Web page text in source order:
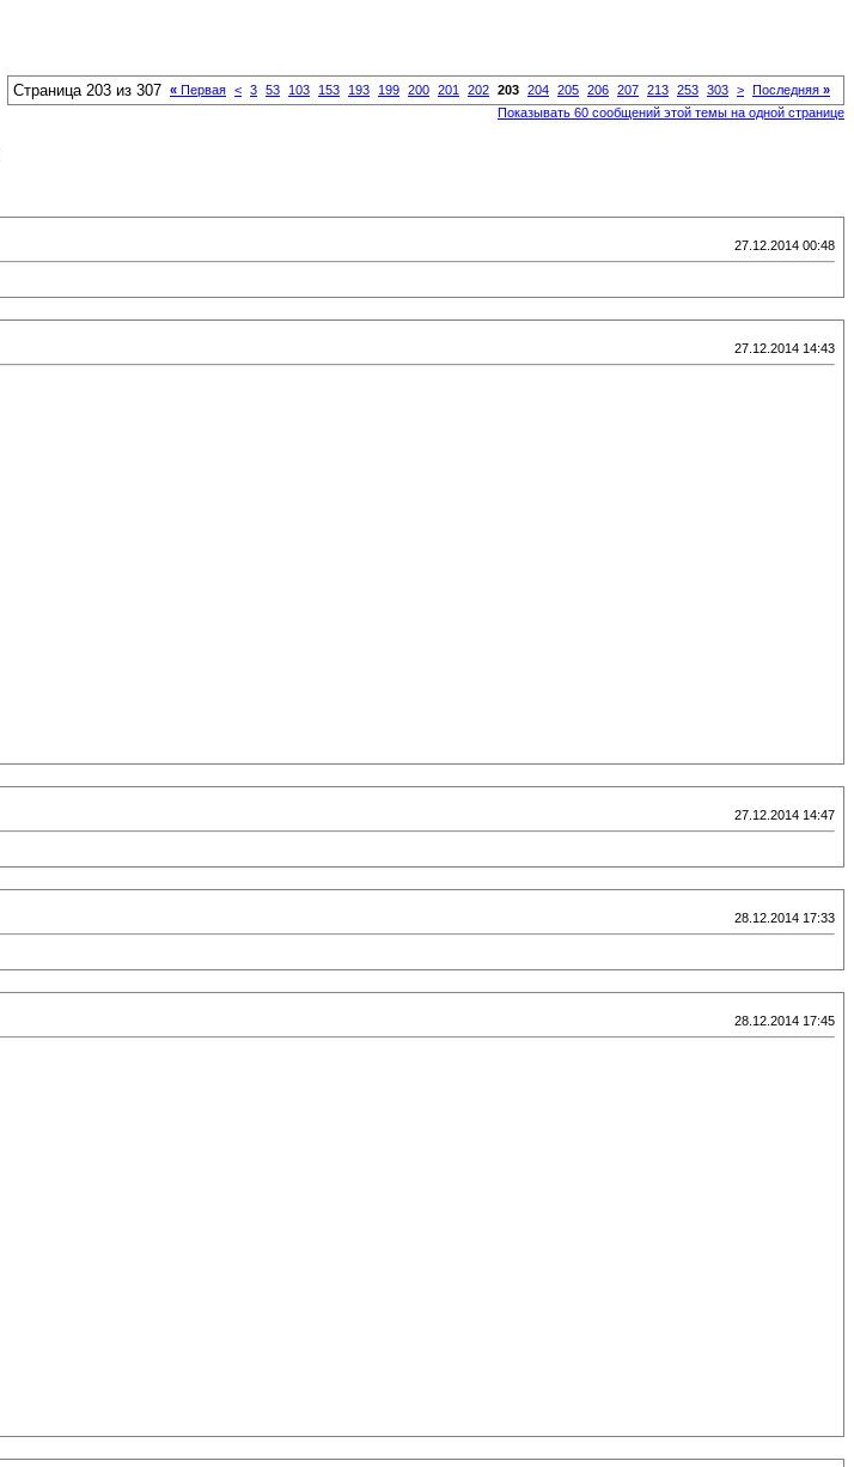
Страница 203 из 307 « Первая < 3 53 103 153 193 199 200 201 202 203 204 205 206 207 213 253 303 > Последняя »
Показывать 60 сообщений этой темы на одной странице
27.12.2014 00:48
27.12.2014 14:43
27.12.2014 14:47
28.12.2014 17:33
28.12.2014 17:45